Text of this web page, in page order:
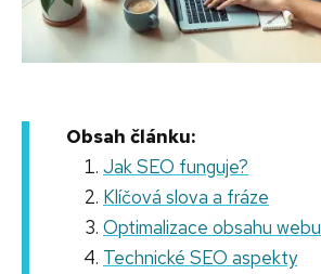
Obsah článku:
Jak SEO funguje?
Klíčová slova a fráze
Optimalizace obsahu webu
Technické SEO aspekty